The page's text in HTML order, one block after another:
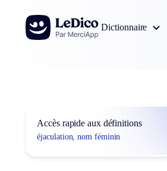
Aller au contenu
Dictionnaire
Accès rapide aux définitions
éjaculation, nom féminin